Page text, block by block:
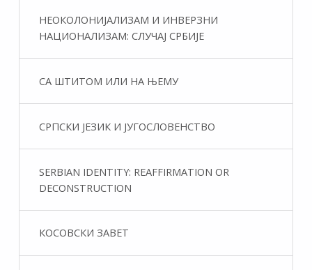
НЕОКОЛОНИЈАЛИЗАМ И ИНВЕРЗНИ
НАЦИОНАЛИЗАМ: СЛУЧАЈ СРБИЈЕ
СА ШТИТОМ ИЛИ НА ЊЕМУ
СРПСКИ ЈЕЗИК И ЈУГОСЛОВЕНСТВО
SERBIAN IDENTITY: REAFFIRMATION OR
DECONSTRUCTION
КОСОВСКИ ЗАВЕТ